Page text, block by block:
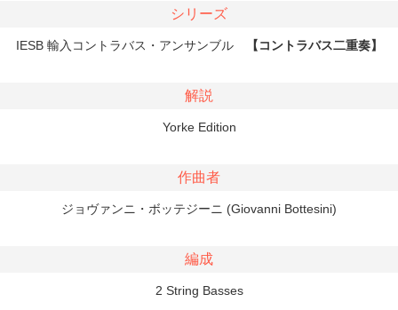
シリーズ
IESB 輸入コントラバス・アンサンブル 【コントラバス二重奏】
解説
Yorke Edition
作曲者
ジョヴァンニ・ボッテジーニ (Giovanni Bottesini)
編成
2 String Basses